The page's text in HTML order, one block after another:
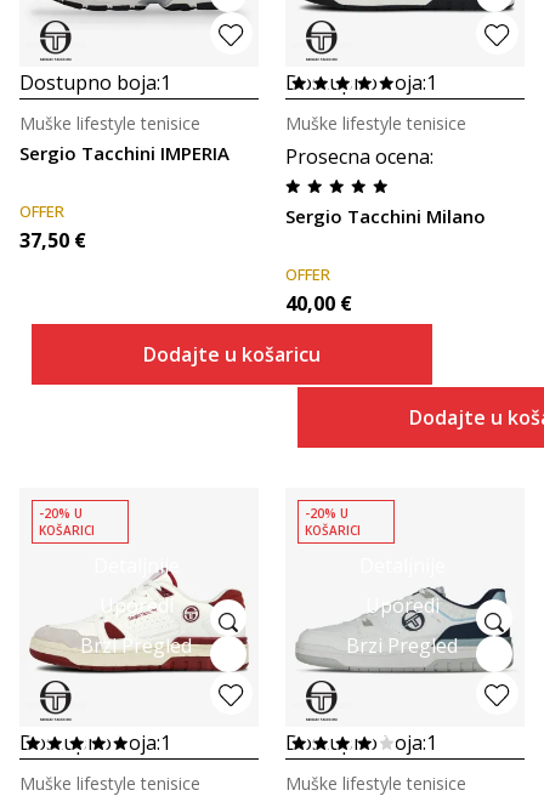
Dostupno boja:1
Sergio Tacchini IMPERIA
Muške lifestyle tenisice
OFFER
37,50 €
Dodajte u košaricu
Dostupno boja:1
Prosecna ocena:
Sergio Tacchini Milano
Muške lifestyle tenisice
OFFER
40,00 €
Dodajte u
Detaljnije
Uporedi
Brzi Pregled
-20% U
KOŠARICI
Dostupno boja:1
Muške lifestyle tenisice
Uporedi
Brzi Pregled
-20% U
KOŠARICI
Dostupno boja:1
Muške lifestyle tenisice